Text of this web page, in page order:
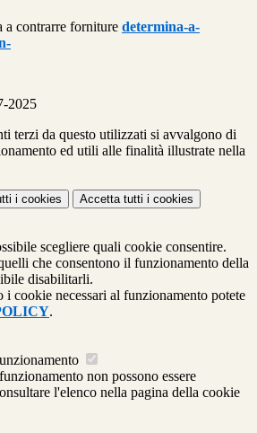
contrarre forniture determina-a-
2025
terzi da questo utilizzati si avvalgono di
ed utili alle finalità illustrate nella
i cookies Accetta tutti i cookies
scegliere quali cookie consentire.
che consentono il funzionamento della
disabilitarli.
i cookie necessari al funzionamento potete
.
non possono essere
l'elenco nella pagina della cookie